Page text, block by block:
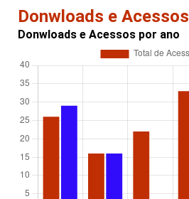
Donwloads e Acessos
Donwloads e Acessos por ano